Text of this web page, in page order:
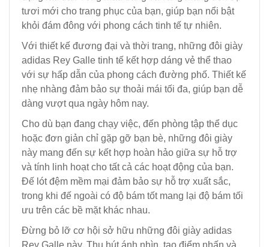
tươi mới cho trang phục của bạn, giúp bạn nổi bật
khỏi đám đông với phong cách tinh tế tự nhiên.
Với thiết kế đương đại và thời trang, những đôi giày
adidas Rey Galle tinh tế kết hợp dáng vẻ thể thao
với sự hấp dẫn của phong cách đường phố. Thiết kế
nhẹ nhàng đảm bảo sự thoải mái tối đa, giúp bạn dễ
dàng vượt qua ngày hôm nay.
Cho dù bạn đang chạy việc, đến phòng tập thể dục
hoặc đơn giản chỉ gặp gỡ bạn bè, những đôi giày
này mang đến sự kết hợp hoàn hảo giữa sự hỗ trợ
và tính linh hoạt cho tất cả các hoạt động của bạn.
Đế lót đệm mềm mại đảm bảo sự hỗ trợ xuất sắc,
trong khi đế ngoài có độ bám tốt mang lại độ bám tối
ưu trên các bề mặt khác nhau.
Đừng bỏ lỡ cơ hội sở hữu những đôi giày adidas